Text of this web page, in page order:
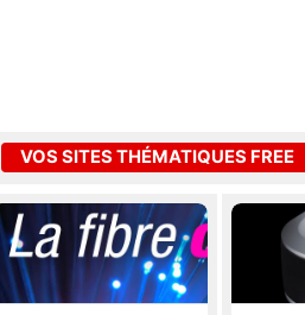
VOS SITES THÉMATIQUES FREE